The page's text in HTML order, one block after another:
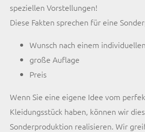
speziellen Vorstellungen!
Diese Fakten sprechen für eine
Wunsch nach einem
große Auflage
Preis
Wenn Sie eine eigene Idee vom
Kleidungsstück haben, können wir
Sonderproduktion realisieren. Wir